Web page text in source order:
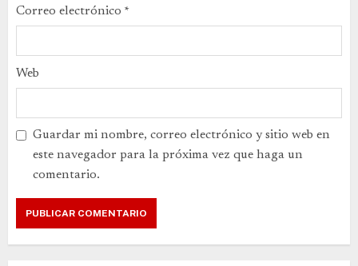
Correo electrónico *
Web
Guardar mi nombre, correo electrónico y sitio web en
este navegador para la próxima vez que haga un
comentario.